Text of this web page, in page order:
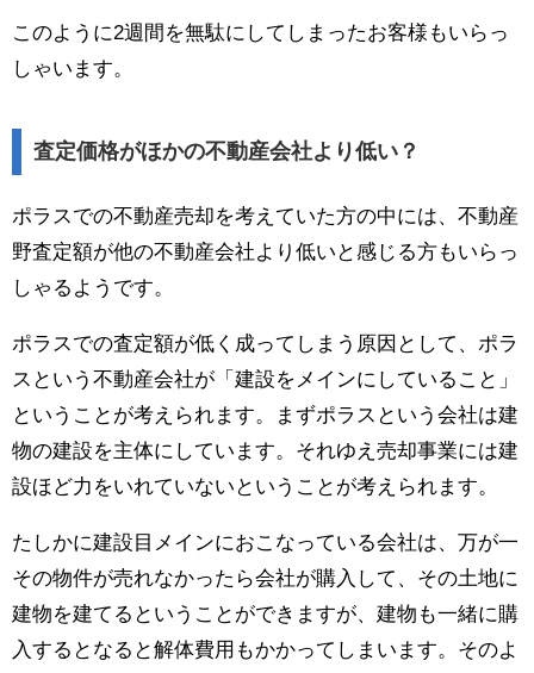
このように2週間を無駄にしてしまったお客様もいらっ
しゃいます。
査定価格がほかの不動産会社より低い？
ポラスでの不動産売却を考えていた方の中には、不動産
野査定額が他の不動産会社より低いと感じる方もいらっ
しゃるようです。
ポラスでの査定額が低く成ってしまう原因として、ポラ
スという不動産会社が「建設をメインにしていること」
ということが考えられます。まずポラスという会社は建
物の建設を主体にしています。それゆえ売却事業には建
設ほど力をいれていないということが考えられます。
たしかに建設目メインにおこなっている会社は、万が一
その物件が売れなかったら会社が購入して、その土地に
建物を建てるということができますが、建物も一緒に購
入するとなると解体費用もかかってしまいます。そのよ